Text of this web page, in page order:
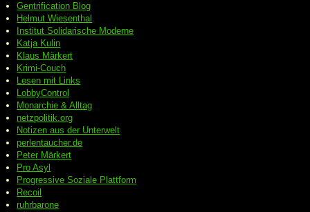
Gentrification Blog
Helmut Wiesenthal
Institut Solidarische Moderne
Katja Kulin
Klaus Märkert
Krimi-Couch
Lesen mit Links
LobbyControl
Monarchie & Alltag
netzpolitik.org
Notizen aus der Unterwelt
perlentaucher.de
Peter Märkert
Pro Asyl
ProgressiveSoziale Plattform
Recoil
ruhrbarone